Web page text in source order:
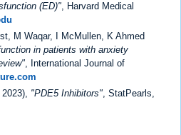
(ED)", Harvard Medical
M Waqar, I McMullen, K Ahmed
in patients with anxiety
, International Journal of
"PDE5 Inhibitors", StatPearls,